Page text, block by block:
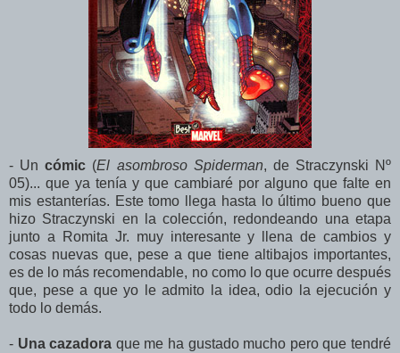
- Uncómic (El asombroso Spiderman, de Straczynski Nº
05)... que ya tenía y que cambiaré por alguno que falte en
mis estanterías. Este tomo llega hasta lo último bueno que
hizo Straczynski en la colección, redondeando una etapa
junto a Romita Jr. muy interesante y llena de cambios y
cosas nuevas que, pese a que tiene altibajos importantes,
es de lo más recomendable, no como lo que ocurre después
que, pese a que yo le admito la idea, odio la ejecución y
todo lo demás.
- Una cazadora que me ha gustado mucho pero que tendré